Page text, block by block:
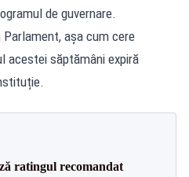
de guvernare.
așa cum cere
acestei săptămâni expiră
ratingul recomandat